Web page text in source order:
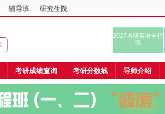
辅导班 研究生院
2027考研英语全程
班
考研成绩查询 考研分数线 导师介绍